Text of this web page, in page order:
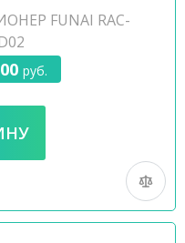
FUNAI RAC-
руб.